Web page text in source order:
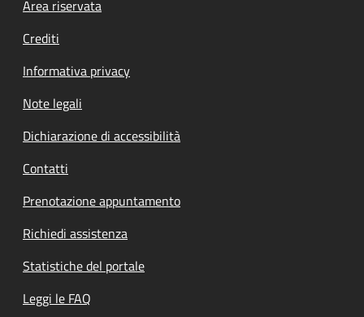
Area riservata
Crediti
Informativa privacy
Note legali
Dichiarazione di accessibilità
Contatti
Prenotazione appuntamento
Richiedi assistenza
Statistiche del portale
Leggi le FAQ